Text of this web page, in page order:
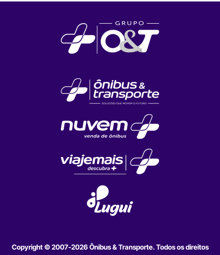
Copyright © 2007-2026 Ônibus & Transporte. Todos os direitos